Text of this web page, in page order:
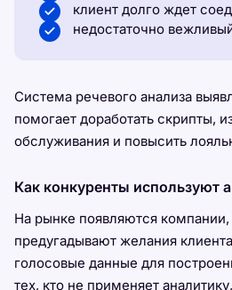
клиент долго ждет
недостаточно
Система речевого анализа
помогает доработать скрипты,
обслуживания и повысить
Как конкуренты используют
На рынке появляются компании,
предугадывают желания
голосовые данные для
тех, кто не применяет